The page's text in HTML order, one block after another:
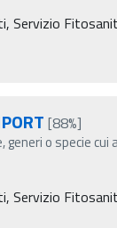
Servizio
[88%]
generi o specie
Servizio